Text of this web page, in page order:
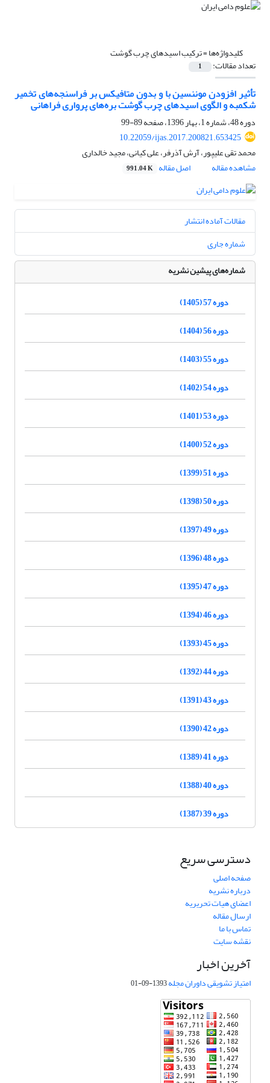
کلیدواژه‌ها =ترکیب اسیدهای چرب گوشت
تعداد مقالات: 1
تأثیر افزودن موننسین با و بدون متافیکس بر فراسنجه‌های تخمیر
شکمبه و الگوی اسیدهای چرب گوشت بره‌های پرواری فراهانی
دوره 48، شماره 1، بهار 1396، صفحه
89-99
10.22059/ijas.2017.200821.653425
محمد تقی علیپور، آرش آذرفر، علی کیانی، مجید خالداری
مشاهده مقاله
اصل مقاله 991.04 K
مقالات آماده انتشار
شماره جاری
شماره‌های پیشین نشریه
دوره 57 (1405)
دوره 56 (1404)
دوره 55 (1403)
دوره 54 (1402)
دوره 53 (1401)
دوره 52 (1400)
دوره 51 (1399)
دوره 50 (1398)
دوره 49 (1397)
دوره 48 (1396)
دوره 47 (1395)
دوره 46 (1394)
دوره 45 (1393)
دوره 44 (1392)
دوره 43 (1391)
دوره 42 (1390)
دوره 41 (1389)
دوره 40 (1388)
دوره 39 (1387)
دسترسی سریع
صفحه اصلی
درباره نشریه
اعضای هیات تحریریه
ارسال مقاله
تماس با ما
نقشه سایت
آخرین اخبار
امتیاز تشویقی داوران مجله1393-09-01